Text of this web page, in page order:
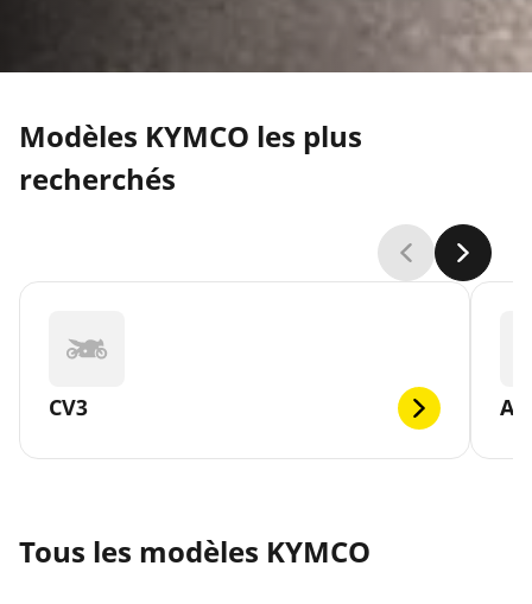
Modèles KYMCO les plus
recherchés
CV3
Tous les modèles KYMCO